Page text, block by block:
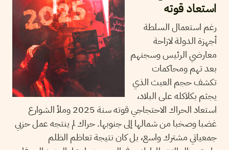
استعاد قوته
رغم استعمال السلطة
أجهزة الدولة لازاحة
معارضي الرئيس وسجنهم
بعد تهم ومحاكمات
تكشف حجم العبث الذي
يجثم بكلاكله على البلاد،
استعاد الحراك الاحتجاجي قوته سنة 2025 وملأ الشوارع
غضبا وصخبا من شمالها إلى جنوبها. حراك لم ينتجه عمل حزبي
جمعياتي مشترك واسع، بل كان نتيجة تعاظم الظلم